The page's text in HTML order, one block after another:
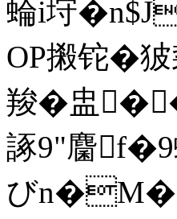
蜦i垨
OP摋铊�
羧�盅
諑9"麕
び